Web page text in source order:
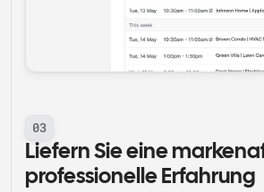
03
Liefern Sie eine
professionelle Erfahrung